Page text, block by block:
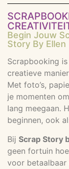
Begin Jouw
Story By Ellen
Scrapbooking
creatieve
Met foto’s,
je momenten
lang meegaan.
beginnen, ook
Bij Scrap Story
geen fortuin
voor